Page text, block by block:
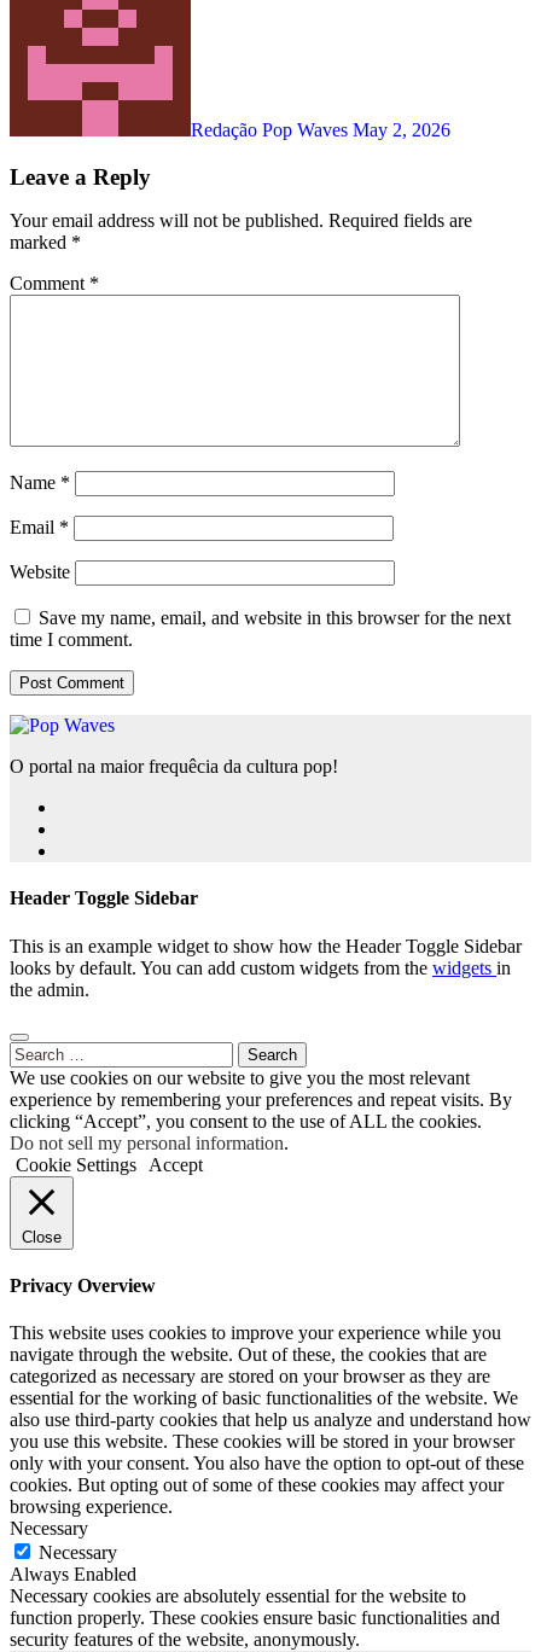
Redação Pop Waves May 2, 2026
Leave a Reply
Your email address will not be published. Required fields are
marked *
Comment *
Name *
Email *
Website
Save my name, email, and website in this browser for the next
time I comment.
O portal na maior frequêcia da cultura pop!
Header Toggle Sidebar
This is an example widget to show how the Header Toggle Sidebar
looks by default. You can add custom widgets from the widgets in
the admin.
Search
for:
We use cookies on our website to give you the most relevant
experience by remembering your preferences and repeat visits. By
clicking “Accept”, you consent to the use of ALL the cookies.
Do not sell my personal information.
Cookie Settings
Accept
Close
Privacy Overview
This website uses cookies to improve your experience while you
navigate through the website. Out of these, the cookies that are
categorized as necessary are stored on your browser as they are
essential for the working of basic functionalities of the website. We
also use third-party cookies that help us analyze and understand how
you use this website. These cookies will be stored in your browser
only with your consent. You also have the option to opt-out of these
cookies. But opting out of some of these cookies may affect your
browsing experience.
Necessary
Necessary
Always Enabled
Necessary cookies are absolutely essential for the website to
function properly. These cookies ensure basic functionalities and
security features of the website, anonymously.